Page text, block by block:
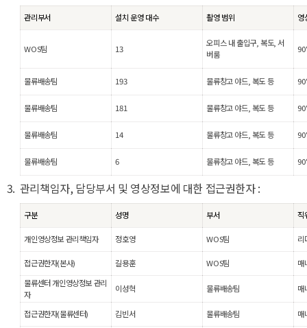
관리부서 설치 운영 대수 촬영 범위 영
WOS팀 13
오피스 내 출입구, 복도, 서
버룸
물류배송팀 193 물류창고 야드, 복도 등
물류배송팀 181 물류창고 야드, 복도 등
물류배송팀 14 물류창고 야드, 복도 등
물류배송팀 6 물류창고 야드, 복도 등
관리책임자, 담당부서 및 영상정보에 대한 접근권한자 :
구분 성명 부서 직
개인영상정보 관리책임자 정호영 WOS팀 리
접근권한자(본사) 길용훈 WOS팀
매
물류센터 개인영상정보 관리
자
이성혁 물류배송팀 매
접근권한자(물류센터) 김빈서 물류배송팀 매